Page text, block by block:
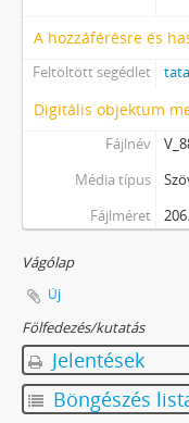
A hozzáférésre és
Feltöltött segédlet
Digitális objektum
Fájlnév
Média típus
Fájlméret
Vágólap
Új
Fölfedezés/kutatás
Jelentések
Böngészés